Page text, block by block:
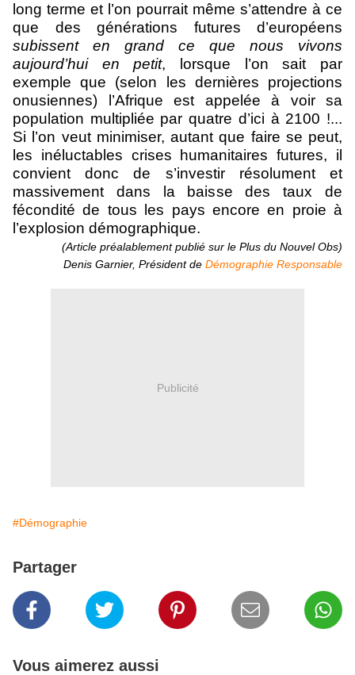
long terme et l’on pourrait même s’attendre à ce
que des générations futures d’européens
subissent en grand ce que nous vivons
aujourd’hui en petit, lorsque l’on sait par
exemple que (selon les dernières projections
onusiennes) l’Afrique est appelée à voir sa
population multipliée par quatre d’ici à 2100 !...
Si l’on veut minimiser, autant que faire se peut,
les inéluctables crises humanitaires futures, il
convient donc de s’investir résolument et
massivement dans la baisse des taux de
fécondité de tous les pays encore en proie à
l’explosion démographique.
(Article préalablement publié sur le Plus du Nouvel Obs)
Denis Garnier, Président de Démographie Responsable
Publicité
#Démographie
Partager
Vous aimerez aussi